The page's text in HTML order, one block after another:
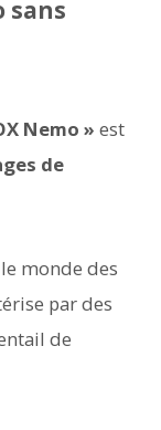
sans
Nemo » est
de
monde des
par des
de